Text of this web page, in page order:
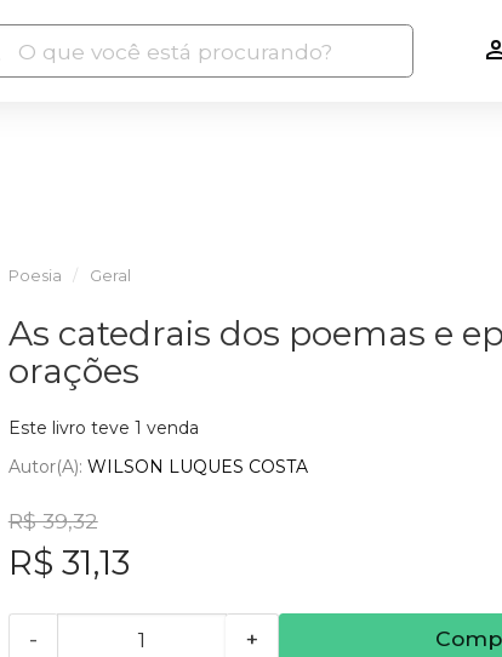
Poesia Geral
As catedrais dos poemas e
orações
Este livro teve 1 venda
Autor(a): WILSON LUQUES COSTA
R$ 39,32
R$ 31,13
- +